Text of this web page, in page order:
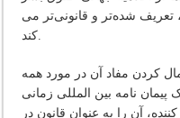
تعریف شده‌تر و قانونی‌تر می
کند.
کردن مفاد آن در مورد همه
پیمان نامه بین المللی زمانی
آن را به عنوان قانون در